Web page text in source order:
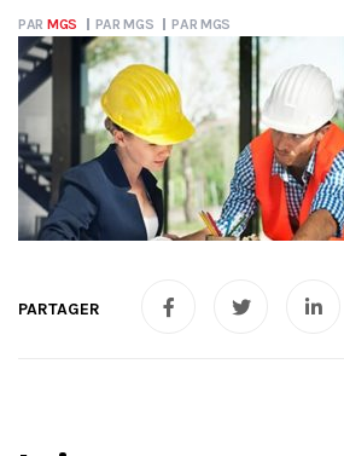
PAR MGS PARMGS PARMGS